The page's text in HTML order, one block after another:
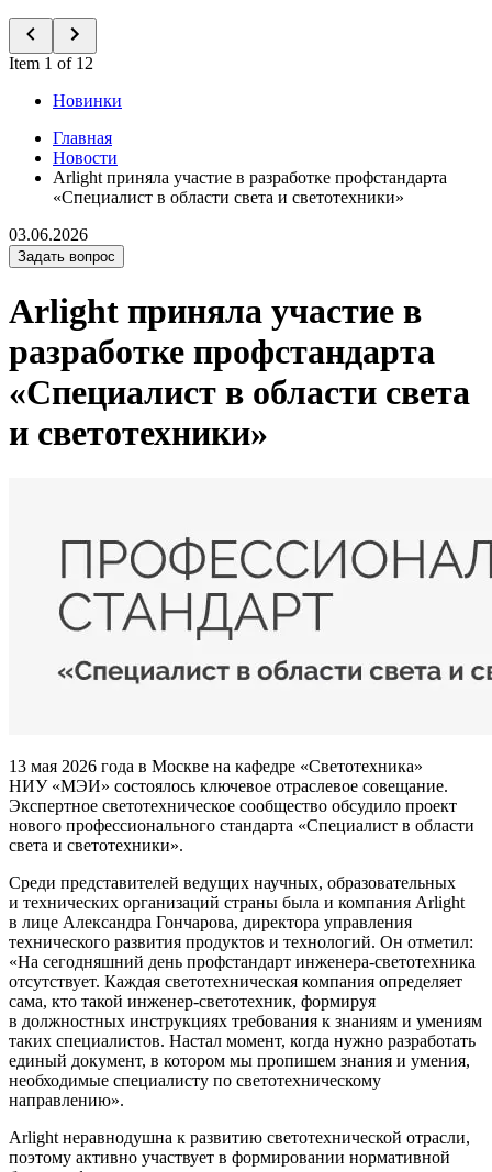
Item 1 of 12
Новинки
Главная
Новости
Arlight приняла участие в разработке профстандарта
«Специалист в области света и светотехники»
03.06.2026
Задать вопрос
Arlight приняла участие в
разработке профстандарта
«Специалист в области света
и светотехники»
13 мая 2026 года в Москве на кафедре «Светотехника»
НИУ «МЭИ» состоялось ключевое отраслевое совещание.
Экспертное светотехническое сообщество обсудило проект
нового профессионального стандарта «Специалист в области
света и светотехники».
Среди представителей ведущих научных, образовательных
и технических организаций страны была и компания Arlight
в лице Александра Гончарова, директора управления
технического развития продуктов и технологий. Он отметил:
«На сегодняшний день профстандарт инженера-светотехника
отсутствует. Каждая светотехническая компания определяет
сама, кто такой инженер-светотехник, формируя
в должностных инструкциях требования к знаниям и умениям
таких специалистов. Настал момент, когда нужно разработать
единый документ, в котором мы пропишем знания и умения,
необходимые специалисту по светотехническому
направлению».
Arlight неравнодушна к развитию светотехнической отрасли,
поэтому активно участвует в формировании нормативной